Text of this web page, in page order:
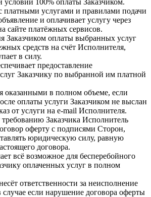
платными услугами и правилами подачи
и оплачивает услугу через
сайте платёжных сервисов.
Заказчиком оплаты выбранных услуг
средств на счёт Исполнителя,
в силу.
предоставление
Заказчику по выбранной им платной
оказанными в полном объеме, если
оплаты услуги Заказчиком не выслан
от услуги на e-mail Исполнителя.
Заказчика Исполнитель
оферту с подписями Сторон,
юридическую силу, равную
договора.
всё возможное для бесперебойного
оплаченных услуг в полном
ответственности за неисполнение
если нарушение договора оферты